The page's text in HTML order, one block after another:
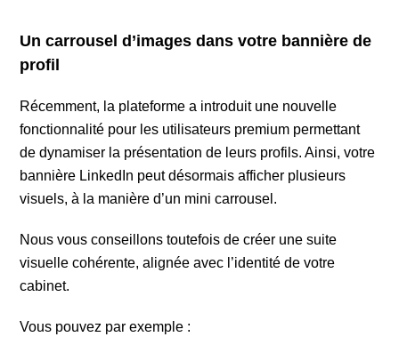
Un carrousel d’images dans votre bannière de
profil
Récemment, la plateforme a introduit une nouvelle
fonctionnalité pour les utilisateurs premium permettant
de dynamiser la présentation de leurs profils. Ainsi, votre
bannière LinkedIn peut désormais afficher plusieurs
visuels, à la manière d’un mini carrousel.
Nous vous conseillons toutefois de créer une suite
visuelle cohérente, alignée avec l’identité de votre
cabinet.
Vous pouvez par exemple :